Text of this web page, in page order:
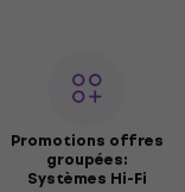
Promotions offres
groupées:
Systèmes Hi-Fi